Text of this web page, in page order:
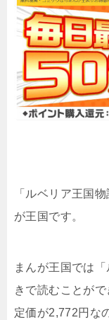
「ルベリア王国
が王国です。
まんが王国では
きで読むことがで
定価が2,772円な